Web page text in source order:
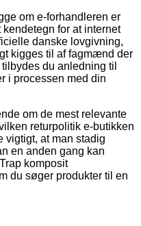
om e-forhandleren er
for at internet
danske lovgivning,
kigges til af fagmænd der
du anledning til
i processen med din
om de mest relevante
returpolitik e-butikken
vigtigt, at man stadig
en anden gang kan
komposit
du søger produkter til en